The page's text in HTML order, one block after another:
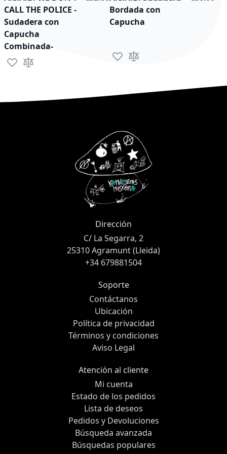
CALL THE POLICE -
Sudadera con
Capucha
Combinada-
Add to Wish List
Add to Compare
Bordada con
Capucha
Add to Wish List
Add to Compare
Dirección
C/ La Segarra, 2
25310 Agramunt (Lleida)
+34 679881504
Soporte
Contáctanos
Ubicación
Política de privacidad
Términos y condiciones
Aviso Legal
Atención al cliente
Mi cuenta
Estado de los pedidos
Lista de deseos
Pedidos y Devoluciones
Búsqueda avanzada
Búsquedas populares